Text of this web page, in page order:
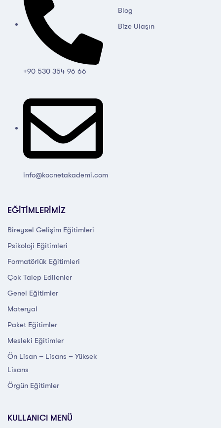
+90 530 354 96 66
info@kocnetakademi.com
Blog
Bize Ulaşın
EĞİTİMLERİMİZ
Bireysel Gelişim Eğitimleri
Psikoloji Eğitimleri
Formatörlük Eğitimleri
Çok Talep Edilenler
Genel Eğitimler
Materyal
Paket Eğitimler
Mesleki Eğitimler
Ön Lisan – Lisans – Yüksek
Lisans
Örgün Eğitimler
KULLANICI MENÜ